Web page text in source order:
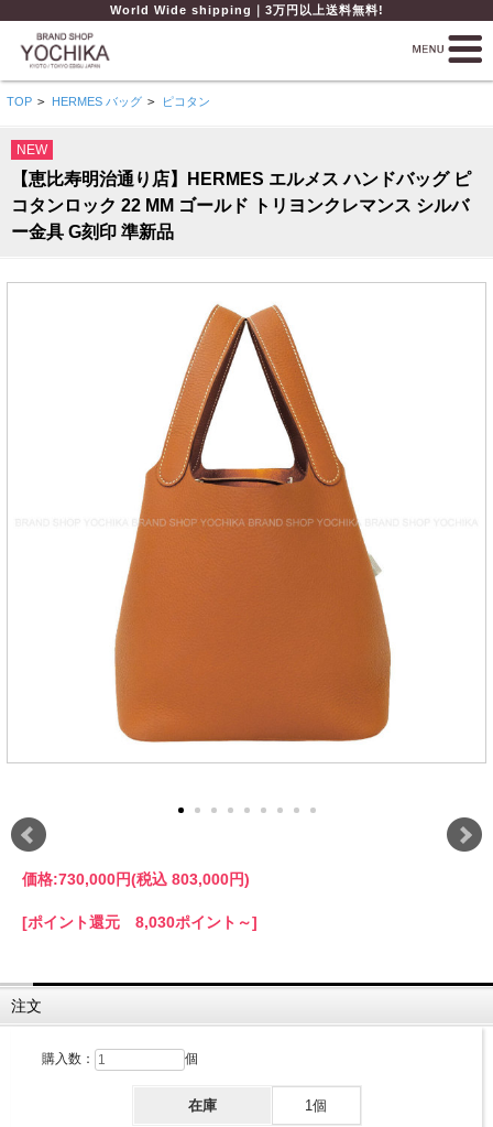
World Wide shipping｜3万円以上送料無料!
TOP > HERMES バッグ > ピコタン
NEW
【恵比寿明治通り店】HERMES エルメス ハンドバッグ ピ
コタンロック 22 MM ゴールド トリヨンクレマンス シルバ
ー金具 G刻印 準新品
価格:730,000円(税込 803,000円)
[ポイント還元 8,030ポイント～]
注文
購入数： 個
在庫 1個